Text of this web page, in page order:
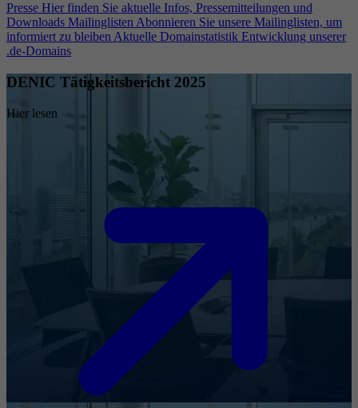
Presse Hier finden Sie aktuelle Infos, Pressemitteilungen und
Downloads Mailinglisten Abonnieren Sie unsere Mailinglisten, um
informiert zu bleiben Aktuelle Domainstatistik Entwicklung unserer
.de-Domains
DENIC Tätigkeitsbericht 2025
Hier lesen